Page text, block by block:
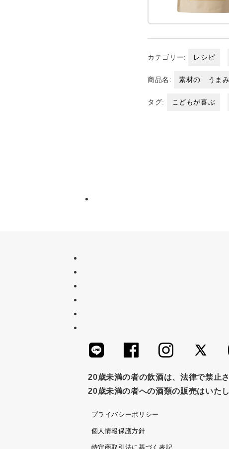
カテゴリー: レシピ
商品名: 素材の うま
タグ: こどもが喜ぶ
20歳未満の者の飲酒は、法律で禁止
20歳未満の者への酒類の販売はいたし
プライバシーポリシー
個人情報保護方針
特定商取引法に基づく表記